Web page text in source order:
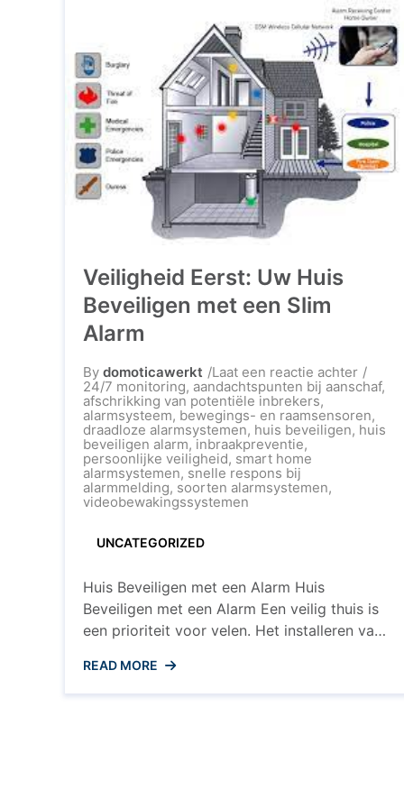
Veiligheid Eerst: Uw Huis
Beveiligen met een Slim
Alarm
By domoticawerkt Laat een reactie achterop
Uw
Huis
24/7 monitoring, aandachtspunten bij aanschaf,
afschrikking van potentiële inbrekers,
alarmsysteem, bewegings- en raamsensoren,
draadloze alarmsystemen, huis beveiligen, huis
beveiligen alarm, inbraakpreventie,
persoonlijke veiligheid, smart home
alarmsystemen, snelle respons bij
alarmmelding, soorten alarmsystemen,
videobewakingssystemen
UNCATEGORIZED
Huis Beveiligen met een Alarm Huis
Beveiligen met een Alarm Een veilig thuis is
een prioriteit voor velen. Het installeren van
zijn om uw huis te beschermen tegen
inbraak en ongewenste indringers. Met de
READ MORE